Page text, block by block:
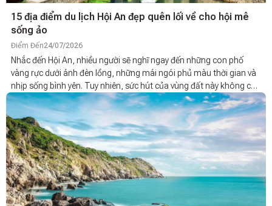
15 địa điểm du lịch Hội An đẹp quên lối về cho hội mê
sống ảo
Điểm Đến24/07/2026
Nhắc đến Hội An, nhiều người sẽ nghĩ ngay đến những con phố
vàng rực dưới ánh đèn lồng, những mái ngói phủ màu thời gian và
nhịp sống bình yên. Tuy nhiên, sức hút của vùng đất này không chỉ
nằm ở phố cổ mà còn đến từ những bãi biển trong xanh, làng nghề
truyền thống, rừng dừa xanh mát hay các công trình văn hóa
mang đậm dấu ấn lịch sử. Nếu bạn đang tìm kiếm địa điểm du lịch
Hội An để lên kế hoạch cho chuyến đi sắp tới thì danh sách dưới
đây sẽ giúp bạn khám phá trọn vẹn vẻ đẹp của thành phố di sản.